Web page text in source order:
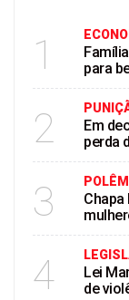
1
para
2
Em
perda
3
4
Lei
de